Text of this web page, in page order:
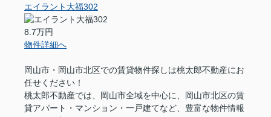
エイラント大福302
8.7万円
物件詳細へ
岡山市・岡山市北区での賃貸物件探しは桃太郎不動産にお
任せください！
桃太郎不動産では、岡山市全域を中心に、岡山市北区の賃
貸アパート・マンション・一戸建てなど、豊富な物件情報